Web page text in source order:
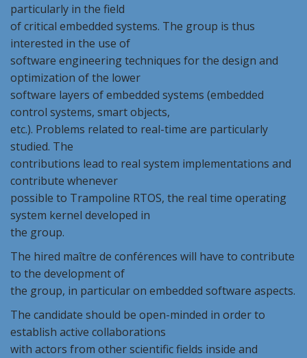
particularly in the field
of critical embedded systems. The group is thus
interested in the use of
software engineering techniques for the design and
optimization of the lower
software layers of embedded systems (embedded
control systems, smart objects,
etc.). Problems related to real-time are particularly
studied. The
contributions lead to real system implementations and
contribute whenever
possible to Trampoline RTOS, the real time operating
system kernel developed in
the group.
The hired maître de conférences will have to contribute
to the development of
the group, in particular on embedded software aspects.
The candidate should be open-minded in order to
establish active collaborations
with actors from other scientific fields inside and